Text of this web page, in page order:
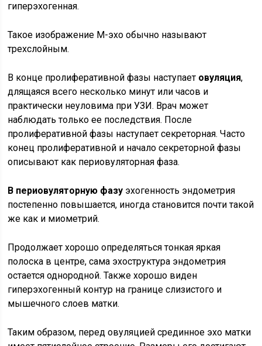
гиперэхогенная.
Такое изображение М-эхо обычно называют
трехслойным.
В конце пролиферативной фазы наступает овуляция,
длящаяся всего несколько минут или часов и
практически неуловима при УЗИ. Врач может
наблюдать только ее последствия. После
пролиферативной фазы наступает секреторная. Часто
конец пролиферативной и начало секреторной фазы
описывают как периовуляторная фаза.
В периовуляторную фазу эхогенность эндометрия
постепенно повышается, иногда становится почти такой
же как и миометрий.
Продолжает хорошо определяться тонкая яркая
полоска в центре, сама эхоструктура эндометрия
остается однородной. Также хорошо виден
гиперэхогенный контур на границе слизистого и
мышечного слоев матки.
Таким образом, перед овуляцией срединное эхо матки